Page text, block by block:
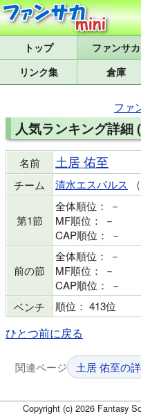
トップ
リンク集
倉庫
ファ
人気ランキング詳細
名前 土居 佑至
チーム
清水エスパルス （
第1節
全体順位： －
MF順位： －
CAP順位： －
前の節
全体順位： －
MF順位： －
CAP順位： －
ベンチ
順位： 413位
ひとつ前に戻る
関連ページ 土居 佑至の
Copyright (c) 2026 Fantasy